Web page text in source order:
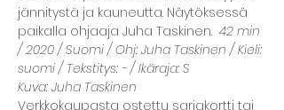
jännitystä ja kauneutta. Näytöksessä
paikalla ohjaaja Juha Taskinen. 42 min
/ 2020 / Suomi / Ohj: Juha Taskinen / Kieli:
suomi / Tekstitys: - / Ikäraja: S
Kuva: Juha Taskinen
Verkkokaupasta ostettu sarjakortti tai